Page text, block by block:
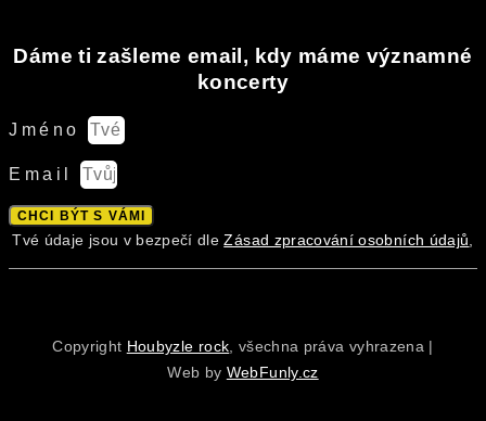
Dáme ti zašleme email, kdy máme významné
koncerty
Jméno
Email
CHCI BÝT S VÁMI
Tvé údaje jsou v bezpečí dleZásad zpracování osobních údajů,
Copyright Houbyzle rock, všechna práva vyhrazena |
Web by WebFunly.cz